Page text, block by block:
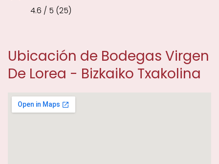
4.6 / 5 (25)
Ubicación de Bodegas Virgen
De Lorea - Bizkaiko Txakolina